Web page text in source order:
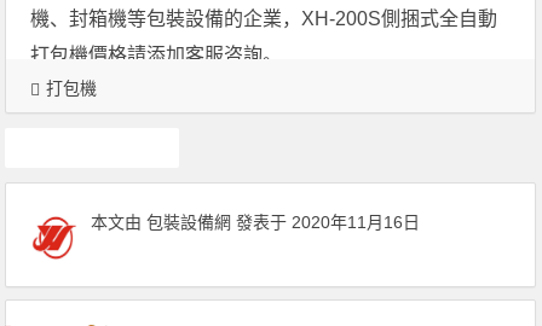
機、封箱機等包裝設備的企業，XH-200S側捆式全自動
打包機價格請添加客服咨詢。
打包機
本文由包裝設備網 發表于 2020年11月16日